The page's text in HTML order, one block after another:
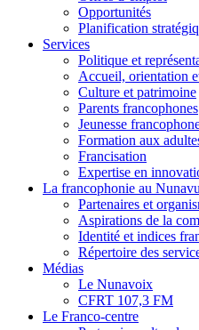
Opportunités
Planification
Services
Politique et
Accueil, orientation
Culture et patrimoine
Parents francophones
Jeunesse
Formation aux
Francisation
Expertise en
La francophonie au
Partenaires et
Aspirations de la
Identité et indices
Répertoire des
Médias
Le Nunavoix
CFRT 107,3 FM
Le Franco-centre